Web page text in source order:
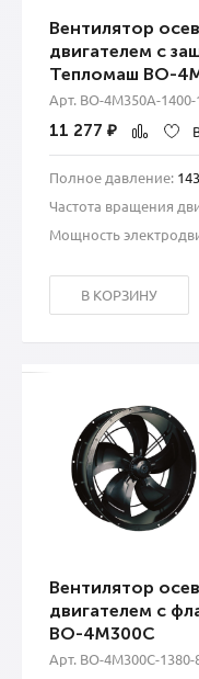
Вентилятор
двигателем с
Тепломаш ВО-
Арт. ВО-4М350A-1400-
11 277 ₽
Полное давление:
Частота вращения
Мощность
В КОРЗИНУ
Вентилятор
двигателем с
ВО-4М300C
Арт. ВО-4М300C-1380-